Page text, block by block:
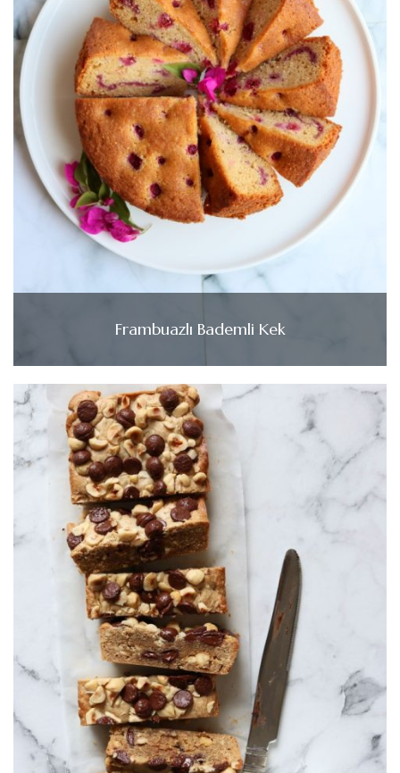
Frambuazlı Bademli Kek